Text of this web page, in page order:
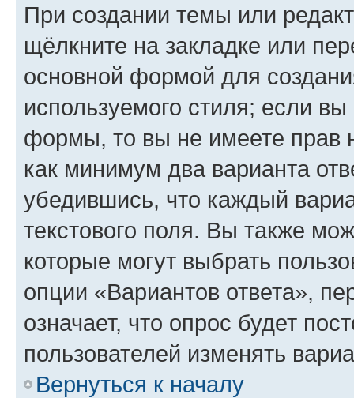
При создании темы или
щёлкните на закладке или
основной формой для
используемого стиля; если
формы, то вы не имеете прав
как минимум два варианта
убедившись, что каждый
текстового поля. Вы также
которые могут выбрать
опции «Вариантов ответа»,
означает, что опрос будет
пользователей изменять
Вернуться к началу